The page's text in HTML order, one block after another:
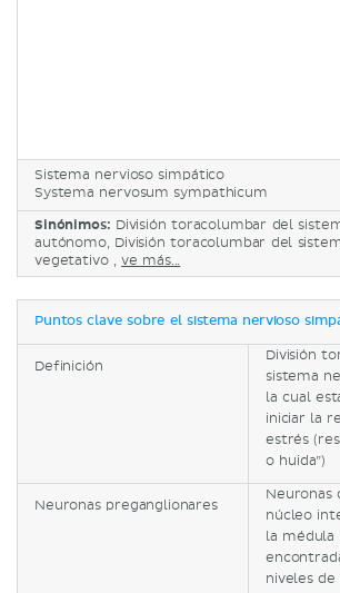
Sistema nervioso simpático
Systema nervosum sympathicum
Sinónimos: División toracolumbar del
autónomo, División toracolumbar del
vegetativo ,ve más...
Puntos clave sobre el sistema nervioso
Definición
División
sistema
la cual
iniciar la
estrés
o huida”)
Neuronas preganglionares
Neuronas
núcleo
la médula
niveles de